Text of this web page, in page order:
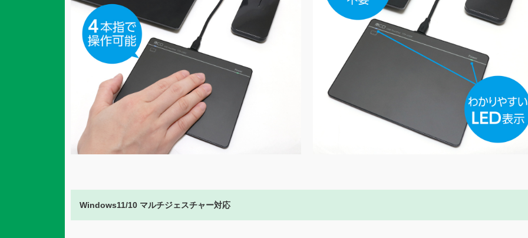
Windows11/10 マルチジェスチャー対応